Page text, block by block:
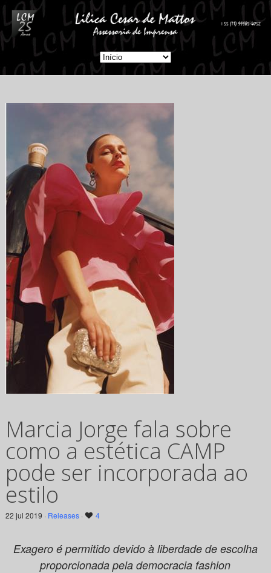
Marcia Jorge fala sobre
como a estética CAMP
pode ser incorporada ao
estilo
22 jul 2019 · Releases· 4
Exagero é permitido devido à liberdade de escolha
proporcionada pela democracia fashion